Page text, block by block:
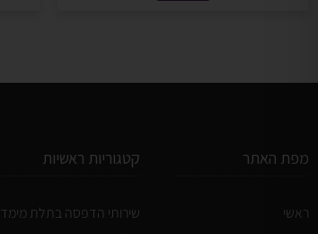
מפת האתר
ראשי
קטגוריות ראשיות
שירותי הדפסה בתלת מימד